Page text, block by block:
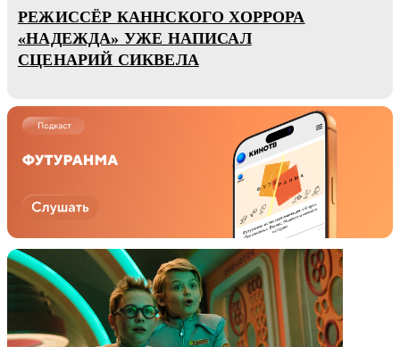
РЕЖИССЁР КАННСКОГО ХОРРОРА
«НАДЕЖДА» УЖЕ НАПИСАЛ
СЦЕНАРИЙ СИКВЕЛА